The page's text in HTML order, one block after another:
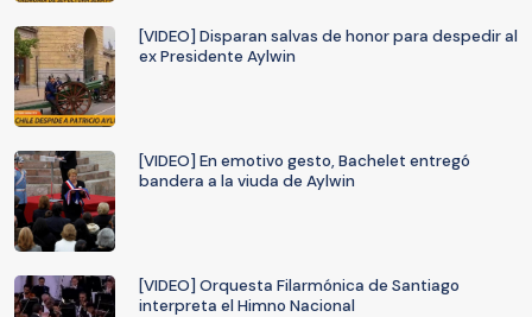
[VIDEO] Disparan salvas de honor para despedir al
ex Presidente Aylwin
[VIDEO] En emotivo gesto, Bachelet entregó
bandera a la viuda de Aylwin
[VIDEO] Orquesta Filarmónica de Santiago
interpreta el Himno Nacional